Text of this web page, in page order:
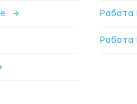
→ Работа
Работа